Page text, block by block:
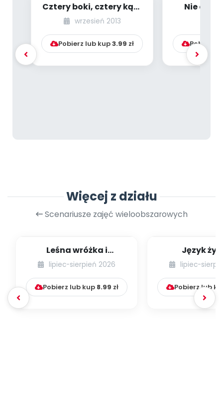
Cztery boki, cztery kąty
– przywitajmy
wrzesień 2013
Pobierz lub kup3.99 zł
Nie dam
Pobierz
Więcej z działu
Scenariusze zajęć wieloobszarowych
Leśna wróżka i
przyjaciele
lipiec-sierpień 2026
Pobierz lub kup 8.99 zł
Język
lipiec-
Pobierz lub